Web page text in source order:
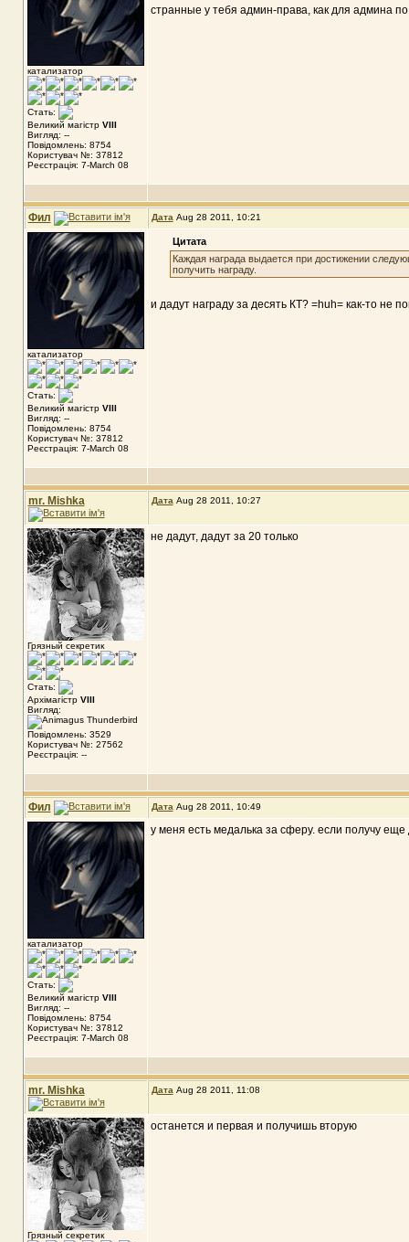
катализатор
Стать:
Великий магістр VIII
Вигляд: --
Повідомлень: 8754
Користувач №: 37812
Реєстрація: 7-March 08
странные у тебя админ-права, как для админа
Фил ДатаAug 28 2011, 10:21
катализатор
Стать:
Великий магістр VIII
Вигляд: --
Повідомлень: 8754
Користувач №: 37812
Реєстрація: 7-March 08
Цитата
Каждая награда выдается при достижении
получить награду.
и дадут награду за десять КТ? =huh= как-то не
mr. Mishka ДатаAug 28 2011, 10:27
Грязный секретик
Стать:
Архімагістр VIII
Вигляд:
Повідомлень: 3529
Користувач №: 27562
Реєстрація: --
не дадут, дадут за 20 только
Фил ДатаAug 28 2011, 10:49
катализатор
Стать:
Великий магістр VIII
Вигляд: --
Повідомлень: 8754
Користувач №: 37812
Реєстрація: 7-March 08
у меня есть медалька за сферу. если получу
mr. Mishka ДатаAug 28 2011, 11:08
Грязный секретик
останется и первая и получишь вторую